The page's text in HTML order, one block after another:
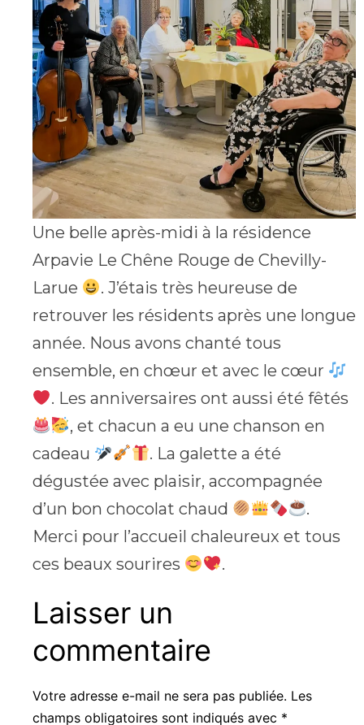
Une belle après-midi à la résidence
Arpavie Le Chêne Rouge de Chevilly-
Larue
. J’étais très heureuse de
retrouver les résidents après une longue
année. Nous avons chanté tous
ensemble, en chœur et avec le cœur
. Les anniversaires ont aussi été fêtés
, et chacun a eu une chanson en
cadeau
. La galette a été
dégustée avec plaisir, accompagnée
d’un bon chocolat chaud
.
Merci pour l’accueil chaleureux et tous
ces beaux sourires
.
Laisser un
commentaire
Votre adresse e-mail ne sera pas publiée. Les
champs obligatoires sont indiqués avec *